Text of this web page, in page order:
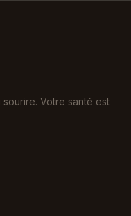
Votre santé est